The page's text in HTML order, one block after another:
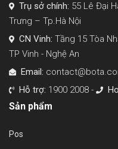
Trụ sở chính: 55 Lê Đại
Trưng – Tp.Hà Nội
CN Vinh: Tầng 15 Tòa
TP Vinh - Nghệ An
Email:
Hỗ trợ: 1900 2008 -
Sản phẩm
Pos